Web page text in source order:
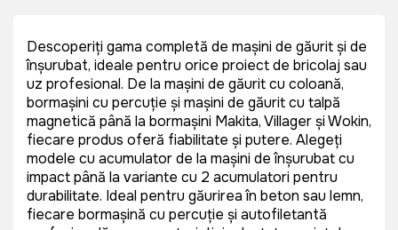
Descoperiți gama completă de mașini de găurit și de
înșurubat, ideale pentru orice proiect de bricolaj sau
uz profesional. De la mașini de găurit cu coloană,
bormașini cu percuție și mașini de găurit cu talpă
magnetică până la bormașini Makita, Villager și Wokin,
fiecare produs oferă fiabilitate și putere. Alegeți
modele cu acumulator de la mașini de înșurubat cu
impact până la variante cu 2 acumulatori pentru
durabilitate. Ideal pentru găurirea în beton sau lemn,
fiecare bormașină cu percuție și autofiletantă